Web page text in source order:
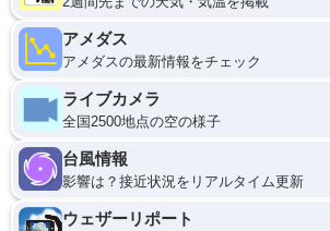
アメダス
アメダスの最新情報をチェック
ライブカメラ
全国2500地点の空の様子
台風情報
影響は？接近状況をリアルタイム更新
ウェザーリポート